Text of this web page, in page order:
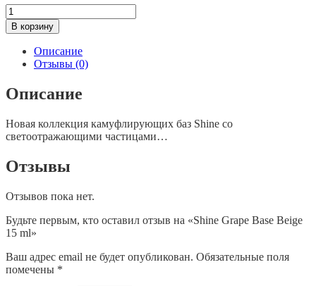
Количество
товара
Shine
Grape
Base
15
ml
В корзину
Описание
Отзывы (0)
Описание
Новая коллекция камуфлирующих баз Shine cо
светоотражающими частицами…
Отзывы
Отзывов пока нет.
Будьте первым, кто оставил отзыв на «Shine Grape Base Beige
15 ml»
Ваш адрес email не будет опубликован. Обязательные поля
помечены *